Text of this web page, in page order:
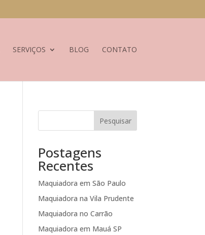
SERVIÇOS BLOG CONTATO
Pesquisar
Postagens
Recentes
Maquiadora em São Paulo
Maquiadora na Vila Prudente
Maquiadora no Carrão
Maquiadora em Mauá SP